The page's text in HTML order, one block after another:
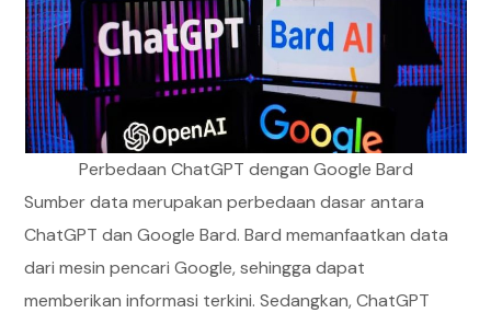
Perbedaan ChatGPT dengan Google Bard
Sumber data merupakan perbedaan dasar antara
ChatGPT dan Google Bard. Bard memanfaatkan data
dari mesin pencari Google, sehingga dapat
memberikan informasi terkini. Sedangkan, ChatGPT